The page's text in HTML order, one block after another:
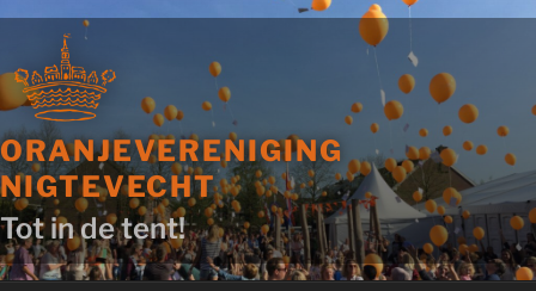
Ga
de
inhoud
ORANJEVERENIGING
NIGTEVECHT
Tot in de tent!